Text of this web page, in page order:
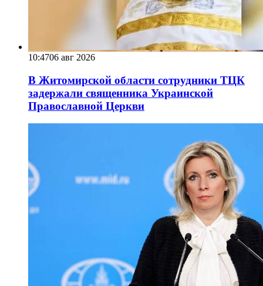
10:4706 авг 2026
В Житомирской области сотрудники ТЦК
задержали священника Украинской
Православной Церкви